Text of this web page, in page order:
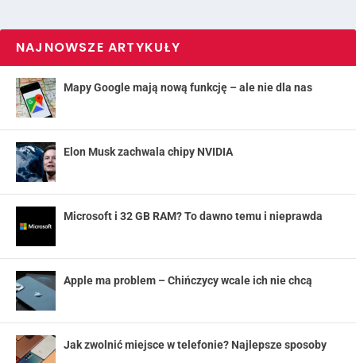
NAJNOWSZE ARTYKUŁY
Mapy Google mają nową funkcję – ale nie dla nas
Elon Musk zachwala chipy NVIDIA
Microsoft i 32 GB RAM? To dawno temu i nieprawda
Apple ma problem – Chińczycy wcale ich nie chcą
Jak zwolnić miejsce w telefonie? Najlepsze sposoby